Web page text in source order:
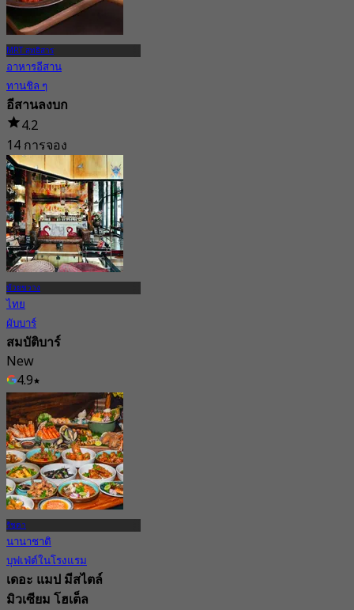
MRT สุทธิสาร
อาหารอีสาน
ทานชิล ๆ
อีสานลงบก
4.2
14 การจอง
จาก฿ 272.5
ห้วยขวาง
ไทย
ผับบาร์
สมบัติบาร์
New
4.9
จาก฿ 799
รัชดา
นานาชาติ
บุฟเฟ่ต์ในโรงแรม
เดอะ แมป มีสไตล์
มิวเซียม โฮเต็ล